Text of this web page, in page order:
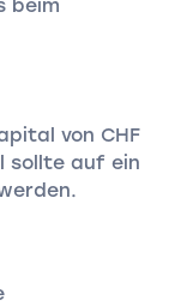
beim
von CHF
sollte auf ein